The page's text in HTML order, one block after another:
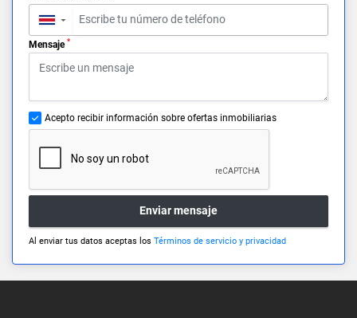
▼
Mensaje *
Acepto recibir información sobre ofertas inmobiliarias
Enviar mensaje
Al enviar tus datos aceptas los Términos de servicio y privacidad